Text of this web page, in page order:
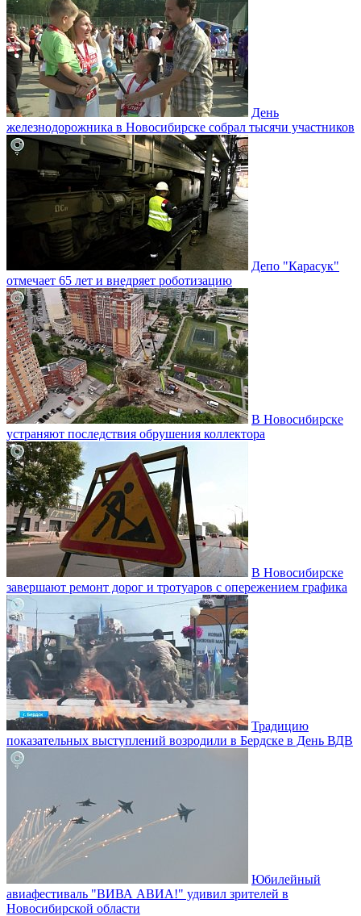
День
железнодорожника в Новосибирске собрал тысячи участников
Депо "Карасук"
отмечает 65 лет и внедряет роботизацию
В Новосибирске
устраняют последствия обрушения коллектора
В Новосибирске
завершают ремонт дорог и тротуаров с опережением графика
Традицию
показательных выступлений возродили в Бердске в День ВДВ
Юбилейный
авиафестиваль "ВИВА АВИА!" удивил зрителей в
Новосибирской области